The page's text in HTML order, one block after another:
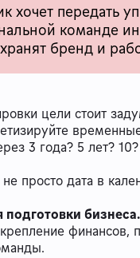
хочет передать
команде
бренд и
цели стоит
3 года? 5 лет? 10?
просто дата в
бизнеса.
финансов,